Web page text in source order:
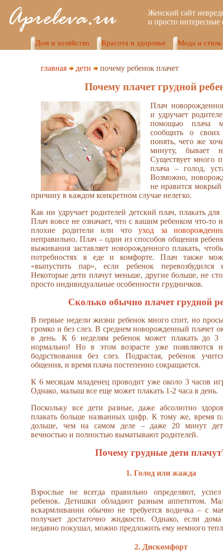
Женский сайт
и просто
Дом и хозяйство Красота и здоровье Мода и стиль
главная дети почему ребенок плачет
Почему плачет грудной
Плач
и удручает
помощью плача
сообщить о своих
понять, чего же
минуту, бывает
Существует много
плача – голод,
Возможно,
не нравится мокрый
причину в каждом конкретном случае нелегко.
Как ни удручает родителей детский плач, плакать
Плач вовсе не означает, что с вашим ребенком что-то
плохие родители или чтоуход за
неправильно. Плач – один из способов общения
выживания заставляет новорожденного плакать,
потребностях в еде и комфорте. Плач также
«выпустить пар», если ребенок перевозбудился
Некоторые дети плачут меньше, другие больше, не
просто индивидуальные особенности грудничков.
Сколько обычно плачет грудной
В первые недели жизни ребенок много спит, но
громко и без слез. В среднем новорожденный плачет
в день. К 6 неделям ребенок может плакать до 3
нормально! Но в этом возрасте уже появляются
бодрствования без слез. Подрастая, ребенок
общения, и время плача постепенно сокращается.
К 6 месяцам младенец проводит уже около 3 часов
Однако, малыш все еще может плакать 1-2 часа в день.
Поскольку все дети разные, даже абсолютно
плакать больше названных цифр. К тому же, время
дольше, чем на самом деле – даже 20 минут
вечностью и полностью выматывают родителей.
Почему грудные дети
1. Голод или жажда
Взрослые не всегда правильно определяют,
ребенок. Детишки обладают разным аппетитом.
вскармливании обычно не требуется водичка – с
получает достаточно жидкости. Однако, если
недавно покушал, можно предложить ему немного
2. Дискомфорт